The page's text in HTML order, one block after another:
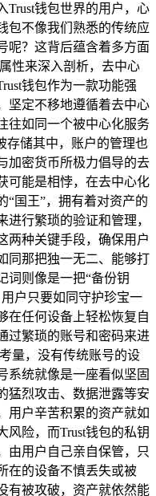
Trust钱包世界的用户，心
包不像我们熟悉的传统应
呢？这背后蕴含着多方面
性来深入剖析，去中心
钱包作为一款功能强
坚定不移地遵循着去中心
往如同一个被中心化服务
存储其中，账户的管理也
加密货币所极力倡导的去
可能是相悖，在去中心化
“国王”，拥有着对资产的
行繁琐的验证和管理，
两种关键手段，确保用户
同那把独一无二、能够打
词则像是一把“备份钥
户只要如同守护珍宝一
在任何设备上轻松恢复自
过繁琐的账号和密码来进
量，没有传统账号的设
系统就像是一座看似坚固
猛烈攻击、数据泄露等安
用户辛苦积累的资产就如
风险，而Trust钱包的私钥
由用户自己亲自保管，只
在的设备不慎丢失或被
有被攻破，资产就依然能